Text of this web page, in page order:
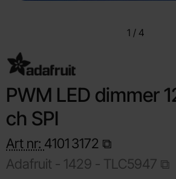
1 / 4
PWM LED dimmer
ch SPI
Art nr: 41013172
Adafruit - 1429 - TLC5947